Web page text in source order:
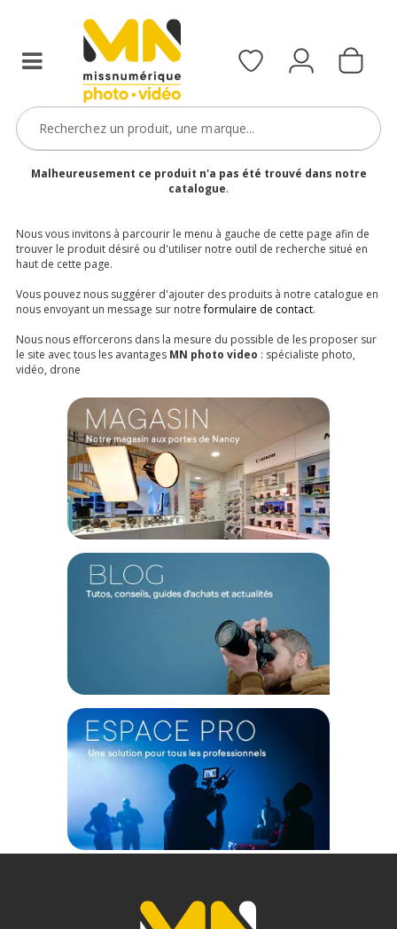
Malheureusement ce produit n'a pas été trouvé dans notre
catalogue.
Nous vous invitons à parcourir le menu à gauche de cette page afin de
trouver le produit désiré ou d'utiliser notre outil de recherche situé en
haut de cette page.
Vous pouvez nous suggérer d'ajouter des produits à notre catalogue en
nous envoyant un message sur notreformulaire de contact.
Nous nous efforcerons dans la mesure du possible de les proposer sur
le site avec tous les avantages MN photo video : spécialiste photo,
vidéo, drone